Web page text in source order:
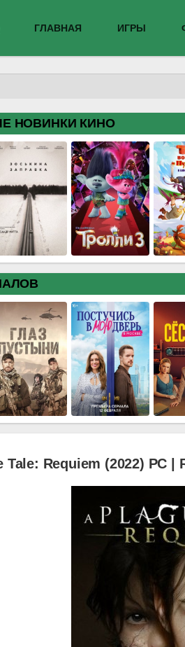
ГЛАВНАЯ ИГРЫ
НОВИНКИ КИНО
Tale: Requiem (2022) PC |